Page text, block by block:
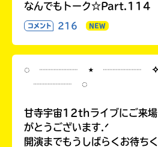
なんでもトーク☆Part.114
コメント 216 NEW
◌ ┈┈┈┈ ⋆ ┈┈┈┈
┈┈┈┈ ◌
甘寺宇宙12thライブにご来場
がとうございます.ᐟ
開演までもうしばらくお待ちく